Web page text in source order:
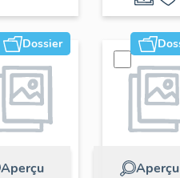
Dossier
Aperçu Aperçu